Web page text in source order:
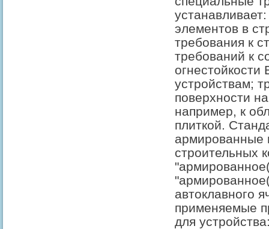
элементов в
требования к
требований к
устройствам;
поверхности
например, к
плиткой.
армированные
строительных
автоклавного
применяемые
для